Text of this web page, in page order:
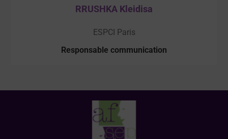
RRUSHKA Kleidisa
ESPCI Paris
Responsable communication